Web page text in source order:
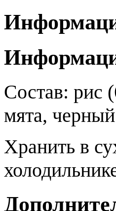
Состав: рис
мята,
Хранить в